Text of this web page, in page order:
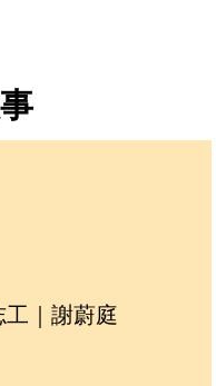
打疫苗，但志工可自行
會有斯里蘭卡志工協助
工｜謝蔚庭